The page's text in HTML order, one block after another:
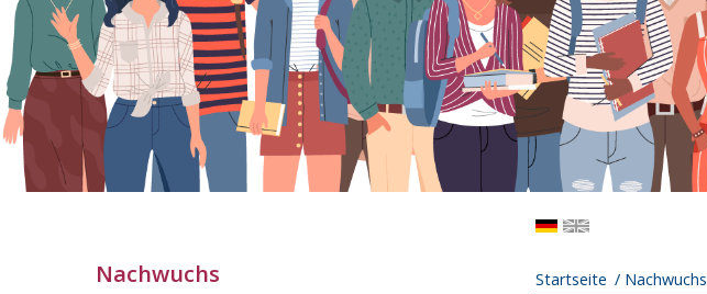
Pfadnavigation
Startseite Nachwuchs
Nachwuchs